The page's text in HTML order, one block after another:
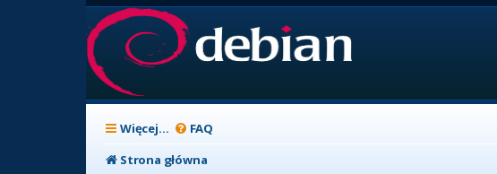
Więcej… FAQ
Strona główna